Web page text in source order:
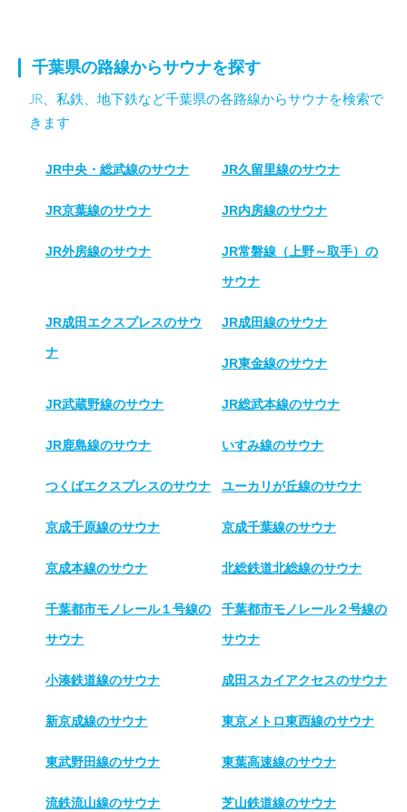
千葉県の路線からサウナを探す
JR、私鉄、地下鉄など千葉県の各路線からサウナを検索で
きます
JR中央・総武線のサウナ JR久留里線のサウナ
JR京葉線のサウナ JR内房線のサウナ
JR外房線のサウナ JR常磐線（上野～取手）の
サウナ
JR成田エクスプレスのサウ
ナ
JR成田線のサウナ
JR東金線のサウナ
JR武蔵野線のサウナ JR総武本線のサウナ
JR鹿島線のサウナ いすみ線のサウナ
つくばエクスプレスのサウナ ユーカリが丘線のサウナ
京成千原線のサウナ 京成千葉線のサウナ
京成本線のサウナ 北総鉄道北総線のサウナ
千葉都市モノレール１号線の
サウナ
千葉都市モノレール２号線の
サウナ
小湊鉄道線のサウナ 成田スカイアクセスのサウナ
新京成線のサウナ 東京メトロ東西線のサウナ
東武野田線のサウナ 東葉高速線のサウナ
流鉄流山線のサウナ 芝山鉄道線のサウナ